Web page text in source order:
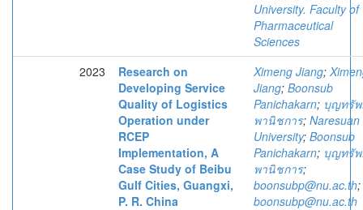
University. Faculty of
Pharmaceutical
Sciences
2023
Research on
Developing Service
Quality of Logistics
Operation under
RCEP
Implementation, A
Case Study of Beibu
Gulf Cities, Guangxi,
P. R. China
Ximeng Jiang;
Jiang; Boonsub
Panichakarn; บุญทรั
พานิชการ; Naresuan
University; Boonsub
Panichakarn; บุญทรั
พานิชการ;
boonsubp@nu.ac.th;
boonsubp@nu.ac.th